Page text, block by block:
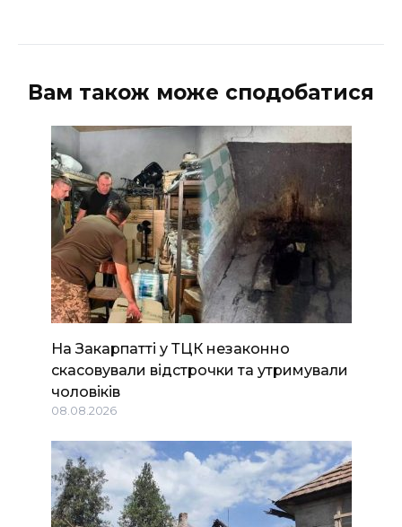
Вам також може сподобатися
На Закарпатті у ТЦК незаконно
скасовували відстрочки та утримували
чоловіків
08.08.2026